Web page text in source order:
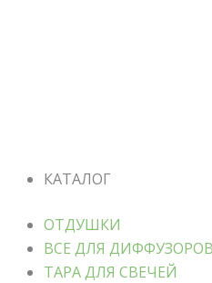
КАТАЛОГ
ОТДУШКИ
ВСЕ ДЛЯ ДИФФУЗОРОВ
ТАРА ДЛЯ СВЕЧЕЙ